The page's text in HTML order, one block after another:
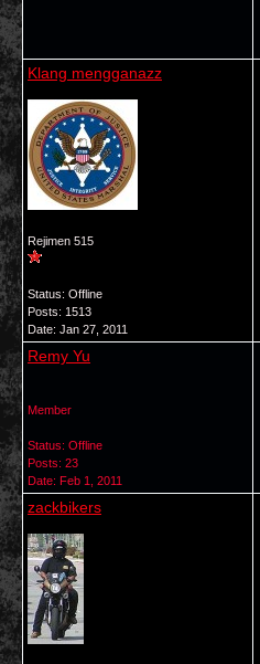
Klang mengganazz
Rejimen 515
Status: Offline
Posts: 1513
Date: Jan 27, 2011
Remy Yu
Member
Status: Offline
Posts: 23
Date: Feb 1, 2011
zackbikers